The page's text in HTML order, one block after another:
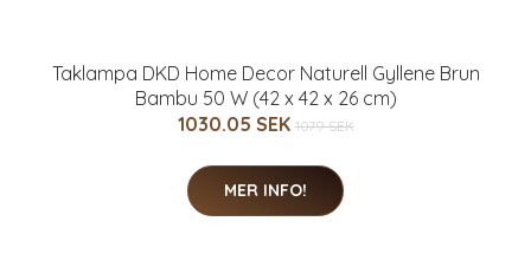
Taklampa DKD Home Decor Naturell Gyllene Brun
Bambu 50 W (42 x 42 x 26 cm)
1030.05 SEK 1079 SEK
MER INFO!